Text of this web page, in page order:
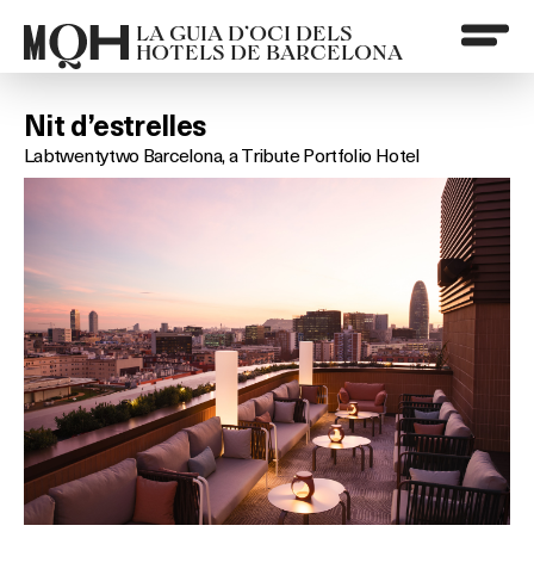
LA GUIA D’OCI DELS
HOTELS DE BARCELONA
Nit d’estrelles
Labtwentytwo Barcelona, a Tribute Portfolio Hotel